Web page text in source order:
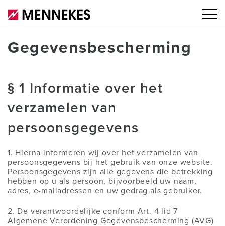
Gegevensbescherming
§ 1 Informatie over het
verzamelen van
persoonsgegevens
1. Hierna informeren wij over het verzamelen van
persoonsgegevens bij het gebruik van onze website.
Persoonsgegevens zijn alle gegevens die betrekking
hebben op u als persoon, bijvoorbeeld uw naam,
adres, e-mailadressen en uw gedrag als gebruiker.
2. De verantwoordelijke conform Art. 4 lid 7
Algemene Verordening Gegevensbescherming (AVG)